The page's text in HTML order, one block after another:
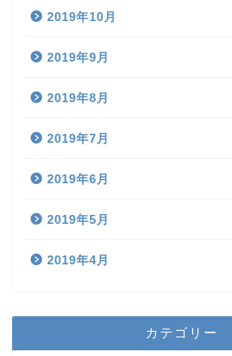
2019年10月
2019年9月
2019年8月
2019年7月
2019年6月
2019年5月
2019年4月
カテゴリー